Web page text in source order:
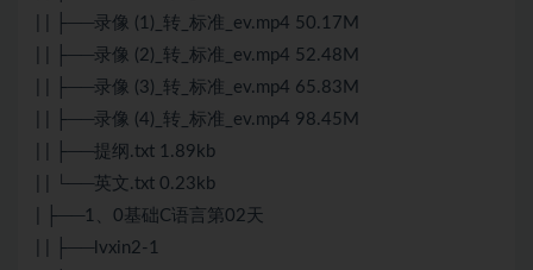
| | ├──录像 (1)_转_标准_ev.mp4 50.17M
| | ├──录像 (2)_转_标准_ev.mp4 52.48M
| | ├──录像 (3)_转_标准_ev.mp4 65.83M
| | ├──录像 (4)_转_标准_ev.mp4 98.45M
| | ├──提纲.txt 1.89kb
| | └──英文.txt 0.23kb
| ├──1、0基础C语言第02天
| | ├──lvxin2-1